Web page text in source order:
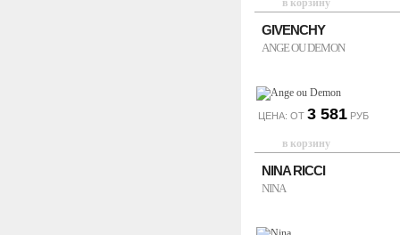
GIVENCHY
ANGE OU DEMON
ЦЕНА: ОТ 3 581 РУБ
NINA RICCI
NINA